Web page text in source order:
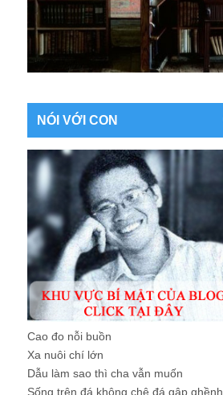
NÓI VỚI CON
Cao đo nỗi buồn
Xa nuôi chí lớn
Dẫu làm sao thì cha vẫn muốn
Sống trên đá không chê đá gập ghềnh